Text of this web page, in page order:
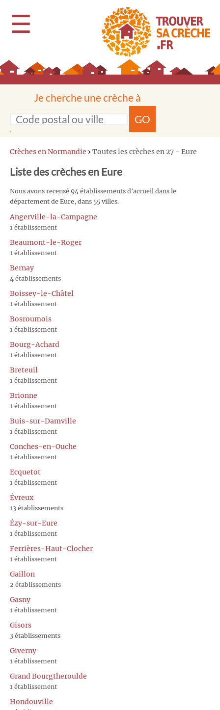
☰
Je cherche une crèche à
GO
Crèches en Normandie › Toutes les crèches en 27 - Eure
Liste des crèches en Eure
Nous avons recensé 94 établissements d'accueil dans le
département de Eure, dans 55 villes.
Angerville-la-Campagne
1 établissement
Beaumont-le-Roger
1 établissement
Bernay
4 établissements
Boissey-le-Châtel
1 établissement
Bosroumois
1 établissement
Bourg-Achard
1 établissement
Breteuil
1 établissement
Brionne
1 établissement
Buis-sur-Damville
1 établissement
Conches-en-Ouche
1 établissement
Ecquetot
1 établissement
Évreux
13 établissements
Ézy-sur-Eure
1 établissement
Ferrières-Haut-Clocher
1 établissement
Gaillon
2 établissements
Gasny
1 établissement
Gisors
3 établissements
Giverny
1 établissement
Grand Bourgtheroulde
1 établissement
Hondouville